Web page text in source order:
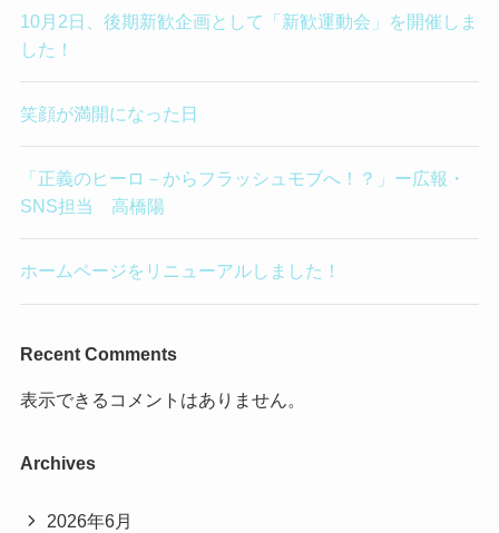
10月2日、後期新歓企画として「新歓運動会」を開催しま
した！
笑顔が満開になった日
「正義のヒーロ－からフラッシュモブへ！？」ー広報・
SNS担当 高橋陽
ホームページをリニューアルしました！
Recent Comments
表示できるコメントはありません。
Archives
2026年6月